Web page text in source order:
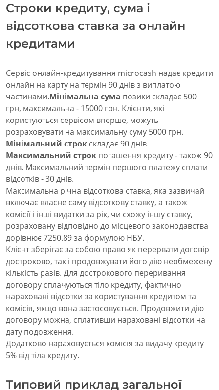
Строки кредиту, сума і
відсоткова ставка за онлайн
кредитами
Сервіс онлайн-кредитування microcash надає кредити
онлайн на карту на термін 90 днів з виплатою
частинами.Мінімальна сума позики складає 500
грн, максимальна - 15000 грн. Клієнти, які
користуються сервісом вперше, можуть
розраховувати на максимальну суму 5000 грн.
Мінімальний строк складає 90 днів.
Максимальний строк погашення кредиту - також 90
днів. Максимальний термін першого платежу сплати
відсотків - 30 днів.
Максимальна річна відсоткова ставка, яка зазвичай
включає власне саму відсоткову ставку, а також
комісії і інші видатки за рік, чи схожу іншу ставку,
розраховану відповідно до місцевого законодавства
дорівнює 7250.89 за формулою НБУ.
Клієнт зберігає за собою право як перервати договір
достроково, так і продовжувати його дію необмежену
кількість разів. Для дострокового переривання
договору сплачуються тіло кредиту, фактично
нараховані відсотки за користування кредитом та
комісія, якщо вона застосовується. Продовжити дію
договору можна, сплативши нараховані відсотки на
дату подовження.
Додатково нараховується комісія за видачу кредиту
5% від тіла кредиту.
Типовий приклад загальної